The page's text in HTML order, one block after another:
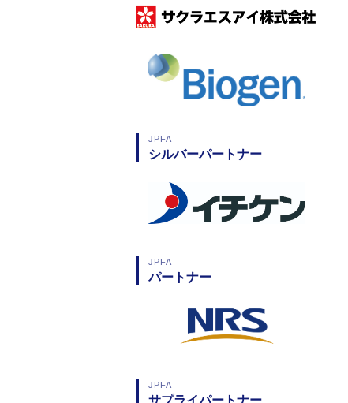
JPFA
シルバーパートナー
JPFA
パートナー
JPFA
サプライパートナー